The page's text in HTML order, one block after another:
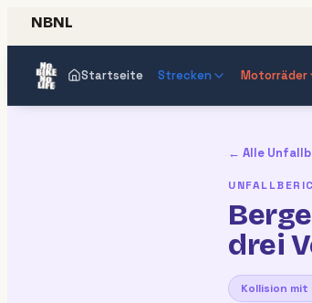
NBNL
Startseite Strecken Motorräder
← Alle
drei
Kollision mit